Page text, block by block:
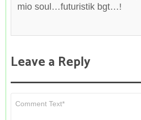
mio soul…futuristik bgt…!
Leave a Reply